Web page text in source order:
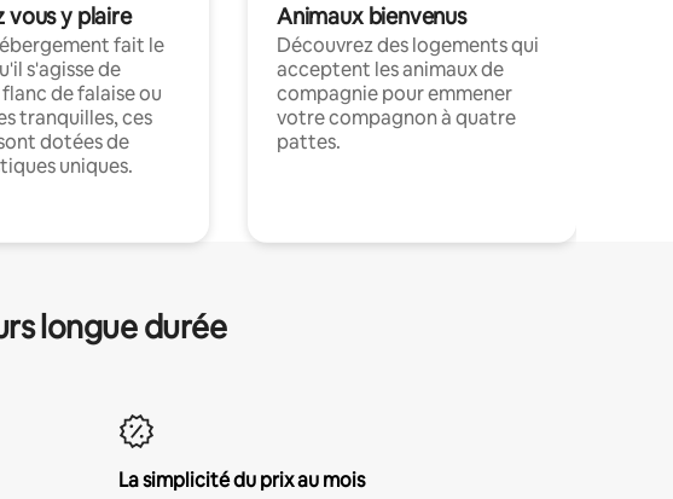
vous y plaire
fait le
s'agisse de
de falaise ou
tranquilles, ces
dotées de
uniques.
Animaux bienvenus
Découvrez des logements qui
acceptent les animaux de
compagnie pour emmener
votre compagnon à quatre
pattes.
longue durée
La simplicité du prix au mois